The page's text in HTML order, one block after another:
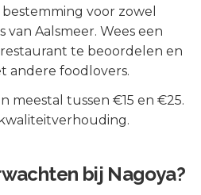
voor zowel
van Aalsmeer. Wees een
te beoordelen en
andere foodlovers.
meestal tussen €15 en €25.
bij Nagoya?